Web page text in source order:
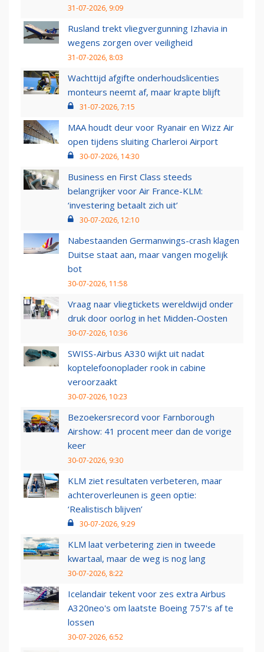
31-07-2026, 9:09
Rusland trekt vliegvergunning Izhavia in
wegens zorgen over veiligheid
31-07-2026, 8:03
Wachttijd afgifte onderhoudslicenties
monteurs neemt af, maar krapte blijft
31-07-2026, 7:15
MAA houdt deur voor Ryanair en Wizz Air
open tijdens sluiting Charleroi Airport
30-07-2026, 14:30
Business en First Class steeds
belangrijker voor Air France-KLM:
‘investering betaalt zich uit’
30-07-2026, 12:10
Nabestaanden Germanwings-crash klagen
Duitse staat aan, maar vangen mogelijk
bot
30-07-2026, 11:58
Vraag naar vliegtickets wereldwijd onder
druk door oorlog in het Midden-Oosten
30-07-2026, 10:36
SWISS-Airbus A330 wijkt uit nadat
koptelefoonoplader rook in cabine
veroorzaakt
30-07-2026, 10:23
Bezoekersrecord voor Farnborough
Airshow: 41 procent meer dan de vorige
keer
30-07-2026, 9:30
KLM ziet resultaten verbeteren, maar
achteroverleunen is geen optie:
‘Realistisch blijven’
30-07-2026, 9:29
KLM laat verbetering zien in tweede
kwartaal, maar de weg is nog lang
30-07-2026, 8:22
Icelandair tekent voor zes extra Airbus
A320neo's om laatste Boeing 757's af te
lossen
30-07-2026, 6:52